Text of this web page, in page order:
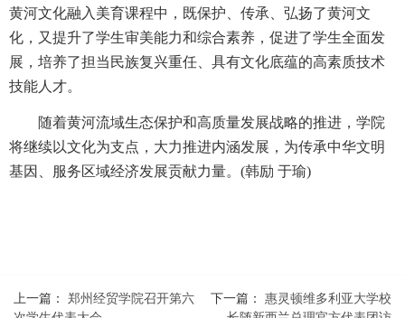
黄河文化融入美育课程中，既保护、传承、弘扬了黄河文
化，又提升了学生审美能力和综合素养，促进了学生全面发
展，培养了担当民族复兴重任、具有文化底蕴的高素质技术
技能人才。
随着黄河流域生态保护和高质量发展战略的推进，学院
将继续以文化为支点，大力推进内涵发展，为传承中华文明
基因、服务区域经济发展贡献力量。(韩励 于瑜)
上一篇： 郑州经贸学院召开第六
下一篇： 惠灵顿维多利亚大学校